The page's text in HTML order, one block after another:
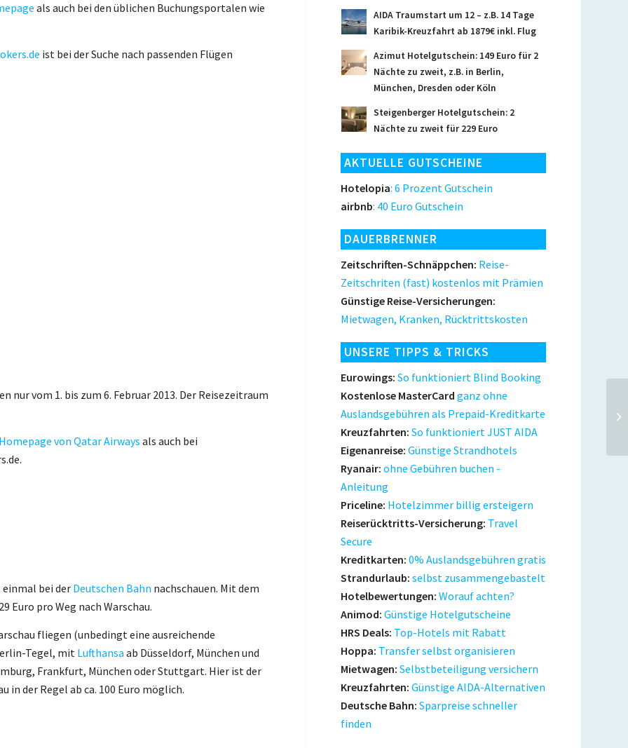
als auch bei den üblichen Buchungsportalen wie
ist bei der Suche nach passenden Flügen
nur vom 1. bis zum 6. Februar 2013. Der Reisezeitraum
von Qatar Airways als auch bei
bei der Deutschen Bahn nachschauen. Mit dem
Euro pro Weg nach Warschau.
fliegen (unbedingt eine ausreichende
Tegel, mit Lufthansa ab Düsseldorf, München und
Frankfurt, München oder Stuttgart. Hier ist der
in der Regel ab ca. 100 Euro möglich.
AIDA Traumstart um 12 – z.B. 14 Tage
Karibik-Kreuzfahrt ab 1879€ inkl. Flug
Azimut Hotelgutschein: 149 Euro für 2
Nächte zu zweit, z.B. in Berlin,
München, Dresden oder Köln
Steigenberger Hotelgutschein: 2
Nächte zu zweit für 229 Euro
AKTUELLE GUTSCHEINE
Hotelopia: 6 Prozent Gutschein
airbnb: 40 Euro Gutschein
DAUERBRENNER
Zeitschriften-Schnäppchen: Reise-
Zeitschriten (fast) kostenlos mit Prämien
Günstige Reise-Versicherungen:
Mietwagen, Kranken, Rücktrittskosten
UNSERE TIPPS & TRICKS
Eurowings: So funktioniert Blind Booking
Kostenlose MasterCard ganz ohne
Auslandsgebühren als Prepaid-Kreditkarte
Kreuzfahrten: So funktioniert JUST AIDA
Eigenanreise: Günstige Strandhotels
Ryanair: ohne Gebühren buchen -
Anleitung
Priceline: Hotelzimmer billig ersteigern
Reiserücktritts-Versicherung: Travel
Secure
Kreditkarten: 0% Auslandsgebühren gratis
Strandurlaub: selbst zusammengebastelt
Hotelbewertungen: Worauf achten?
Animod: Günstige Hotelgutscheine
HRS Deals: Top-Hotels mit Rabatt
Hoppa: Transfer selbst organisieren
Mietwagen: Selbstbeteiligung versichern
Kreuzfahrten: Günstige AIDA-Alternativen
Deutsche Bahn: Sparpreise schneller
finden